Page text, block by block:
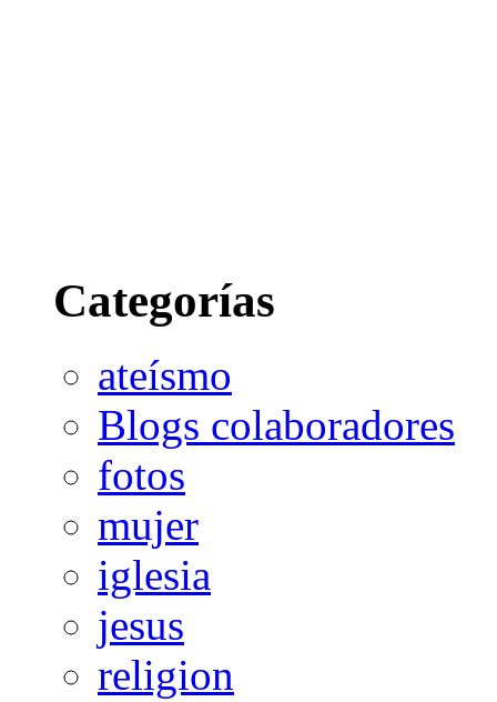
Categorías
ateísmo
Blogs colaboradores
fotos
mujer
iglesia
jesus
religion